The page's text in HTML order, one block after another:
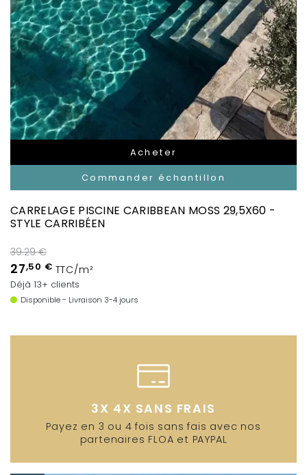
Acheter
Commander échantillon
CARRELAGE PISCINE CARIBBEAN MOSS 29,5X60 -
STYLE CARRIBÉEN
39.29 €
27,50 € TTC/m²
Déjà 13+ clients
Disponible - Livraison 3-4 jours
3X 4X SANS FRAIS
Payez en 3 ou 4 fois sans fais avec nos
partenaires FLOA et PAYPAL